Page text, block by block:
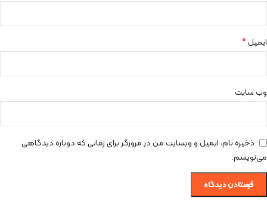
ایمیل*
وب‌ سایت
ذخیره نام، ایمیل و وبسایت من در مرورگر برای زمانی که دوباره دیدگاهی
می‌نویسم.